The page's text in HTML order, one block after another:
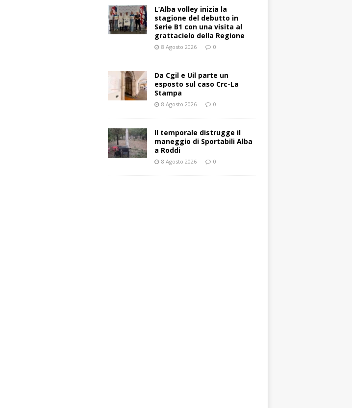
L’Alba volley inizia la
stagione del debutto in
Serie B1 con una visita al
grattacielo della Regione
8 Agosto 2026 0
Da Cgil e Uil parte un
esposto sul caso Crc-La
Stampa
8 Agosto 2026 0
Il temporale distrugge il
maneggio di Sportabili Alba
a Roddi
8 Agosto 2026 0